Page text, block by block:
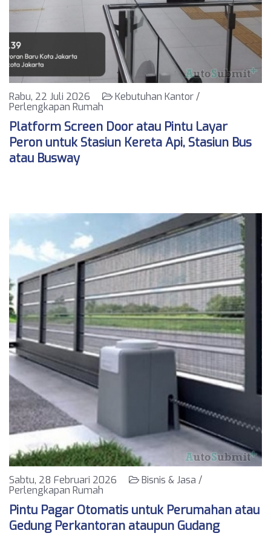
Rabu, 22 Juli 2026
Kebutuhan Kantor /
Perlengkapan Rumah
Platform Screen Door atau Pintu Layar
Peron untuk Stasiun Kereta Api, Stasiun Bus
atau Busway
Sabtu, 28 Februari 2026
Bisnis & Jasa /
Perlengkapan Rumah
Pintu Pagar Otomatis untuk Perumahan atau
Gedung Perkantoran ataupun Gudang